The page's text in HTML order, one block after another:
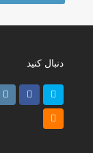
دنبال کنید
Twitter